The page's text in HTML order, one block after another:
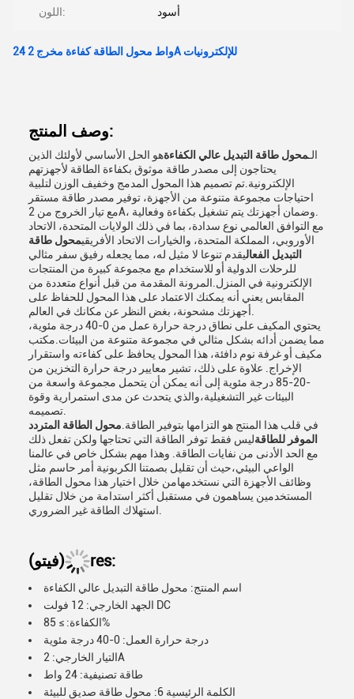
اللون: أسود
24 واط محول الطاقة كفاءة مخرج 2A للإلكترونيات
وصف المنتج:
الـمحول طاقة التبديل عالي الكفاءةهو الحل الأساسي لأولئك الذين
يحتاجون إلى مصدر طاقة موثوق بكفاءة الطاقة لأجهزتهم
الإلكترونية.تم تصميم هذا المحول المدمج وخفيف الوزن لتلبية
احتياجات مجموعة متنوعة من الأجهزة، توفير مصدر طاقة مستقر
مع التوافق العالمي نوع سدادة، بما في ذلك الولايات المتحدة، الاتحاد
الأوروبي، المملكة المتحدة، والخيارات الاتحاد الأفريقيمحول طاقة
التبديل الفعاليقدم تنوعا لا مثيل له، مما يجعله رفيق سفر مثالي
للرحلات الدولية أو للاستخدام مع مجموعة كبيرة من المنتجات
الإلكترونية في المنزل.المرونة المقدمة من قبل أنواع متعددة من
المقابس يعني أنه يمكنك الاعتماد على هذا المحول للحفاظ على
يحتوي المكيف على نطاق درجة حرارة عمل من 0-40 درجة مئوية،
مما يضمن أدائه بشكل مثالي في مجموعة متنوعة من البيئات.مكتب
مكيف أو غرفة نوم دافئة، هذا المحول يحافظ على كفاءته واستقرار
الإخراج. علاوة على ذلك، تشير معايير درجة حرارة التخزين من
-20-85 درجة مئوية إلى أنه يمكن أن يتحمل مجموعة واسعة من
البيئات غير التشغيلية،والذي يتحدث عن مدى استمرارية وقوة
في قلب هذا المنتج هو التزامها بتوفير الطاقة. محول الطاقة المتردد
الموفر للطاقةليس فقط توفر الطاقة التي تحتاجها ولكن تفعل ذلك
مع الحد الأدنى من نفايات الطاقة. وهذا مهم بشكل خاص في عالمنا
الواعي البيئي،حيث أن تقليل بصمتنا الكربونية أمر حاسم مثل
وظائف الأجهزة التي نستخدمهامن خلال اختيار هذا محول الطاقة،
المستخدمين يساهمون في مستقبل أكثر استدامة من خلال تقليل
(فيتو) res:
اسم المنتج: محول طاقة التبديل عالي الكفاءة
الجهد الخارجي: 12 فولت DC
الكفاءة: ≥ 85%
درجة حرارة العمل: 0-40 درجة مئوية
التيار الخارجي: 2A
طاقة تصنيفية: 24 واط
الكلمة الرئيسية 6: محول طاقة صديق للبيئة